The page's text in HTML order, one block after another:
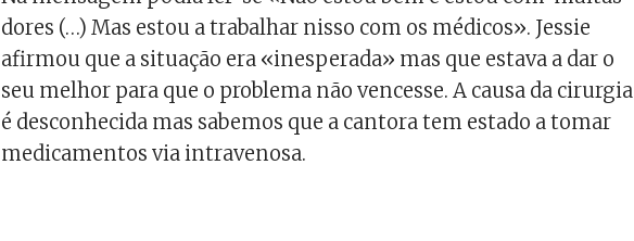
dores (…) Mas estou a trabalhar nisso com os médicos». Jessie
afirmou que a situação era «inesperada» mas que estava a dar o
seu melhor para que o problema não vencesse. A causa da cirurgia
é desconhecida mas sabemos que a cantora tem estado atomar
medicamentos via intravenosa.